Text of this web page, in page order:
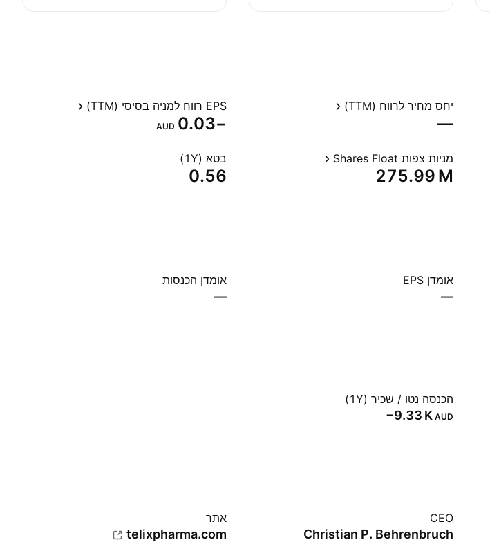
יחס מחיר לרווח (TTM)
—
EPS רווח למניה בסיסי (TTM)
−0.03
AUD
מניות צפות Shares Float
‪275.99 M‬
בטא (1Y)
0.56
אומדן EPS
—
אומדן הכנסות
—
הכנסה נטו / שכיר (1Y)
‪−9.33 K‬ AUD
CEO
Christian P. Behrenbruch
אתר‏
telixpharma.com